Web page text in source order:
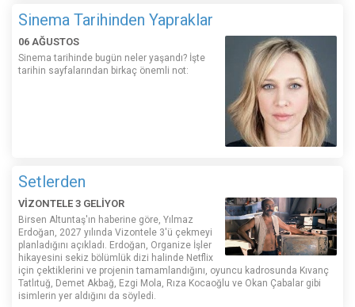
Sinema Tarihinden Yapraklar
06 AĞUSTOS
Sinema tarihinde bugün neler yaşandı? İşte
tarihin sayfalarından birkaç önemli not:
Setlerden
VİZONTELE 3 GELİYOR
Birsen Altuntaş'ın haberine göre, Yılmaz
Erdoğan, 2027 yılında Vizontele 3'ü çekmeyi
planladığını açıkladı. Erdoğan, Organize İşler
hikayesini sekiz bölümlük dizi halinde Netflix
için çektiklerini ve projenin tamamlandığını, oyuncu kadrosunda Kıvanç
Tatlıtuğ, Demet Akbağ, Ezgi Mola, Rıza Kocaoğlu ve Okan Çabalar gibi
isimlerin yer aldığını da söyledi.